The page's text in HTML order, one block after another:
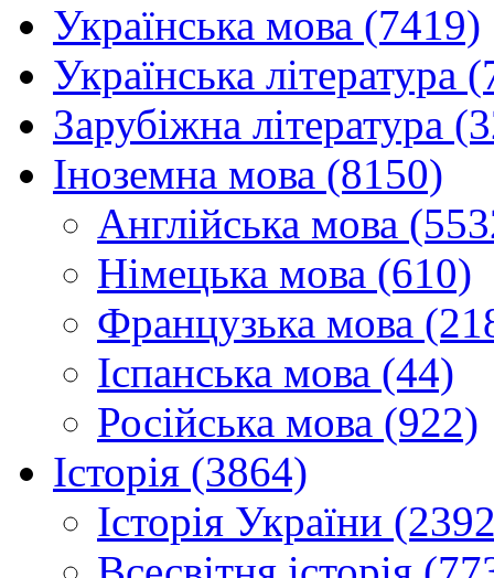
Українська мова (7419)
Українська література
Зарубіжна література
Іноземна мова (8150)
Англійська мова
Німецька мова (610)
Французька мова
Іспанська мова (44)
Російська мова (922)
Історія (3864)
Історія України